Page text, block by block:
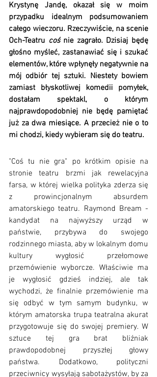
Krystynę Jandę, okazał się w moim
przypadku idealnym podsumowaniem
całego wieczoru. Rzeczywiście, na scenie
Och-Teatru coś nie zagrało. Dzisiaj będę
głośno myśleć, zastanawiać się i szukać
elementów, które wpłynęły negatywnie na
mój odbiór tej sztuki. Niestety bowiem
zamiast błyskotliwej komedii pomyłek,
dostałam spektakl, o którym
najprawdopodobniej nie będę pamiętać
już za dwa miesiące. A przecież nie o to
mi chodzi, kiedy wybieram się do teatru.
"Coś tu nie gra" po krótkim opisie na
stronie teatru brzmi jak rewelacyjna
farsa, w której wielka polityka zderza się
z prowincjonalnym absurdem
amatorskiego teatru. Raymond Bream -
kandydat na najwyższy urząd w
państwie, przybywa do swojego
rodzinnego miasta, aby w lokalnym domu
kultury wygłosić przełomowe
przemówienie wyborcze. Właściwie ma
je wygłosić gdzieś indziej, ale tak
wychodzi, że finalnie przemówienie ma
się odbyć w tym samym budynku, w
którym amatorska trupa teatralna akurat
przygotowuje się do swojej premiery. W
sztuce tej gra brat bliźniak
prawdopodobnej przyszłej głowy
państwa. Dodatkowo, polityczni
przeciwnicy wysyłają sabotażystów, by za